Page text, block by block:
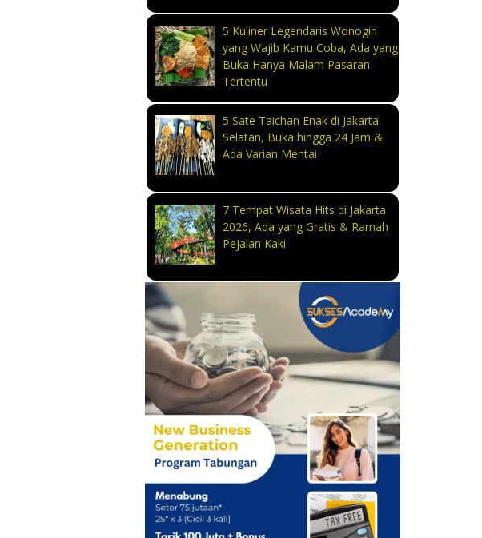
5 Kuliner Legendaris Wonogiri
yang Wajib Kamu Coba, Ada yang
Buka Hanya Malam Pasaran
Tertentu
5 Sate Taichan Enak di Jakarta
Selatan, Buka hingga 24 Jam &
Ada Varian Mentai
7 Tempat Wisata Hits di Jakarta
2026, Ada yang Gratis & Ramah
Pejalan Kaki